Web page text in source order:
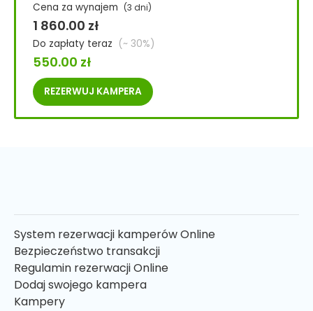
Cena za wynajem (3 dni)
1 860.00 zł
Do zapłaty teraz (~ 30%)
550.00 zł
REZERWUJ KAMPERA
System rezerwacji kamperów Online
Bezpieczeństwo transakcji
Regulamin rezerwacji Online
Dodaj swojego kampera
Kampery